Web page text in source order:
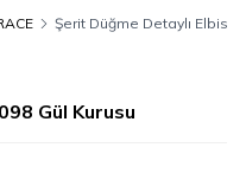
Şerit Düğme Detaylı Elbise
Gül Kurusu